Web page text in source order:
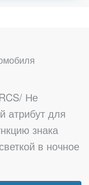
Не
атрибут для
знака
в ночное